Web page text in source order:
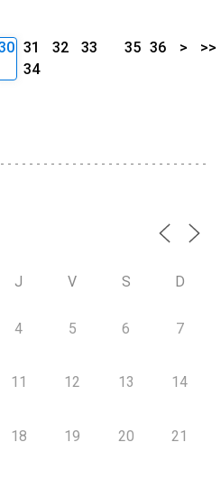
31 32
33
34
35 36 > >>
J V S D
4 5 6 7
11 12 13 14
18 19 20 21